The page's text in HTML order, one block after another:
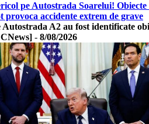
pe Autostrada Soarelui!
provoca accidente extrem de grave
Autostrada A2 au fost identificate
- 8/08/2026